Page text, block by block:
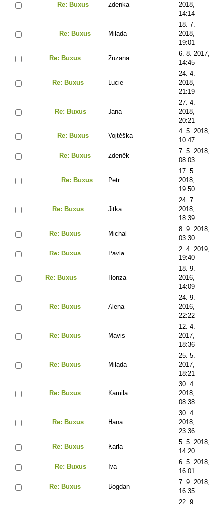
Re: Buxus Zdenka
2018,
14:14
Re: Buxus Milada
18. 7.
2018,
19:01
Re: Buxus Zuzana
6. 8. 2017,
14:45
Re: Buxus Lucie
24. 4.
2018,
21:19
Re: Buxus Jana
27. 4.
2018,
20:21
Re: Buxus Vojtěška
4. 5. 2018,
10:47
Re: Buxus Zdeněk
7. 5. 2018,
08:03
Re: Buxus Petr
17. 5.
2018,
19:50
Re: Buxus Jitka
24. 7.
2018,
18:39
Re: Buxus Michal
8. 9. 2018,
03:30
Re: Buxus Pavla
2. 4. 2019,
19:40
Re: Buxus Honza
18. 9.
2016,
14:09
Re: Buxus Alena
24. 9.
2016,
22:22
Re: Buxus Mavis
12. 4.
2017,
18:36
Re: Buxus Milada
25. 5.
2017,
18:21
Re: Buxus Kamila
30. 4.
2018,
08:38
Re: Buxus Hana
30. 4.
2018,
23:36
Re: Buxus Karla
5. 5. 2018,
14:20
Re: Buxus Iva
6. 5. 2018,
16:01
Re: Buxus Bogdan
7. 9. 2018,
16:35
22. 9.